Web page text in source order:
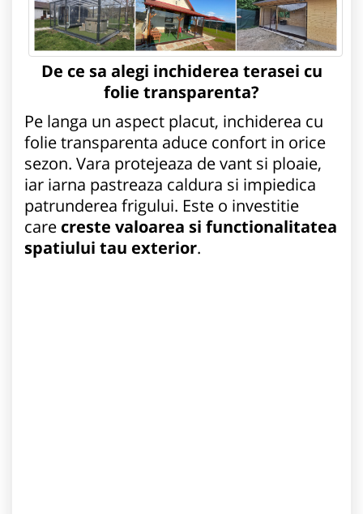
De ce sa alegi inchiderea terasei cu
folie transparenta?
Pe langa un aspect placut, inchiderea cu
folie transparenta aduce confort in orice
sezon. Vara protejeaza de vant si ploaie,
iar iarna pastreaza caldura si impiedica
patrunderea frigului. Este o investitie
care creste valoarea si functionalitatea
spatiului tau exterior.